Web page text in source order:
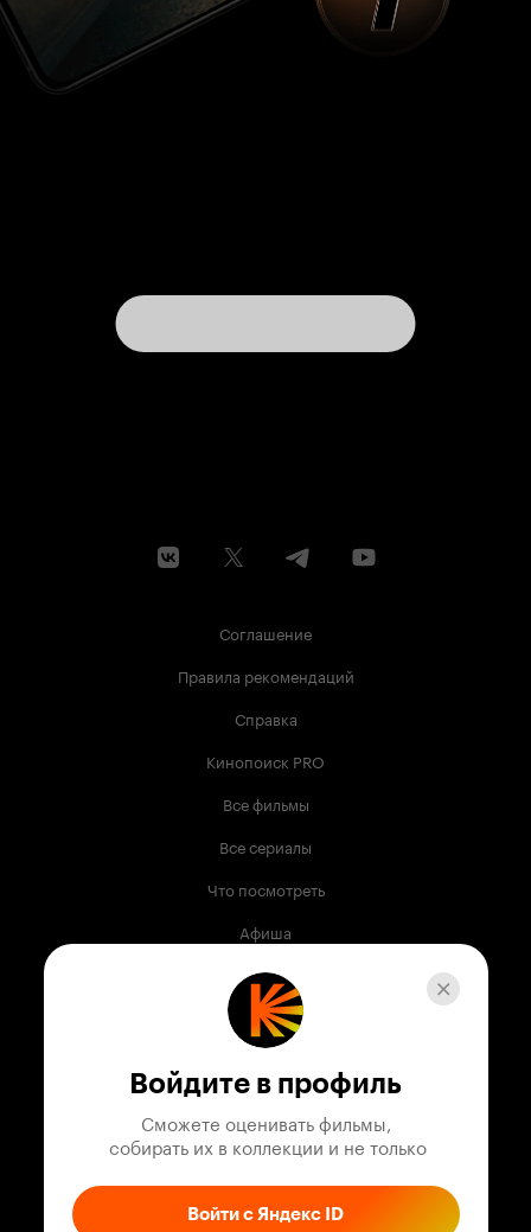
Соглашение
Правила рекомендаций
Справка
Кинопоиск PRO
Все фильмы
Все сериалы
Что посмотреть
Афиша
Музыка
Телепрограмма
Служба поддержки
Войдите в профиль
Сможете оценивать фильмы,
собирать их в коллекции и не только
Войти с Яндекс ID